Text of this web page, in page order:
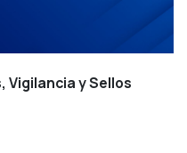
Vigilancia y Sellos